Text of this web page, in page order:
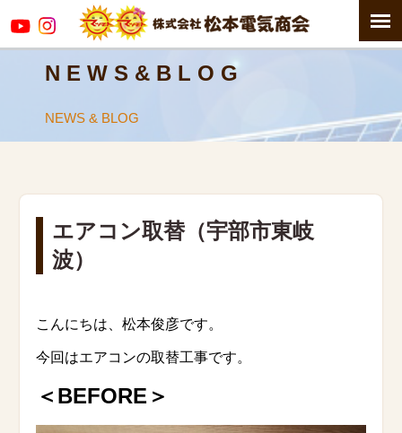
N E W S & B L O G
NEWS & BLOG
エアコン取替（宇部市東岐
波）
こんにちは、松本俊彦です。
今回はエアコンの取替工事です。
＜BEFORE＞